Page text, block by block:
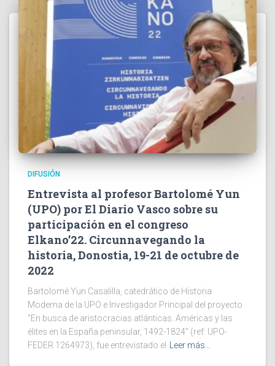
DIFUSIÓN
Entrevista al profesor Bartolomé Yun
(UPO) por El Diario Vasco sobre su
participación en el congreso
Elkano’22. Circunnavegando la
historia, Donostia, 19-21 de octubre de
2022
Bartolomé Yun Casalilla, catedrático de Historia
Moderna de la UPO e Investigador Principal del proyecto
“En busca de aristocracias atlánticas. Américas y las
élites en la España peninsular, 1492-1824” (ref: UPO-
FEDER 1264973), fue entrevistado el
Leer más…